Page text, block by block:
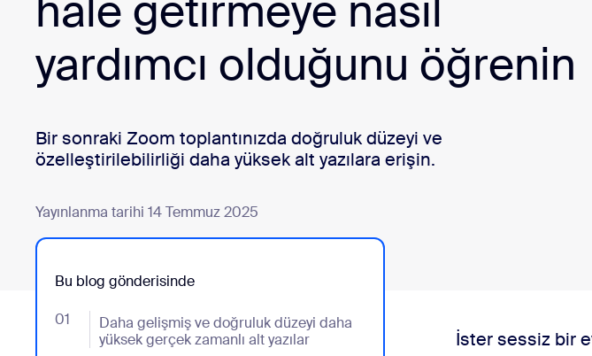
Uygulamalar ve Entegrasyonlar
Bonsai
İndirme Merkezi +1.888.799.9666/+1.888.303.1012
hale getirmeye nasıl
yardımcı olduğunu öğrenin
Bir sonraki Zoom toplantınızda doğruluk düzeyi ve
özelleştirilebilirliği daha yüksek alt yazılara erişin.
Yayınlanma tarihi 14 Temmuz 2025
Bu blog gönderisinde
01
Daha gelişmiş ve doğruluk düzeyi daha
yüksek gerçek zamanlı alt yazılar
- Jumplink to Daha gelişmiş ve doğruluk düzeyi daha yüksek gerçek zamanlı alt
İster sessiz bir